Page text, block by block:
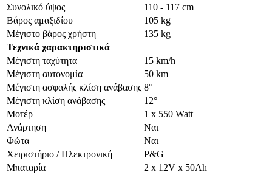
Συνολικό ύψος
110 - 117 cm
Βάρος αμαξιδίου
105 kg
Μέγιστο βάρος χρήστη
135 kg
Τεχνικά χαρακτηριστικά
Μέγιστη ταχύτητα
15 km/h
Μέγιστη αυτονομία
50 km
Μέγιστη ασφαλής κλίση ανάβασης 8°
Μέγιστη κλίση ανάβασης
12°
Μοτέρ
1 x 550 Watt
Ανάρτηση
Ναι
Φώτα
Ναι
Χειριστήριο / Ηλεκτρονική
P&G
Μπαταρία
2 x 12V x 50Ah